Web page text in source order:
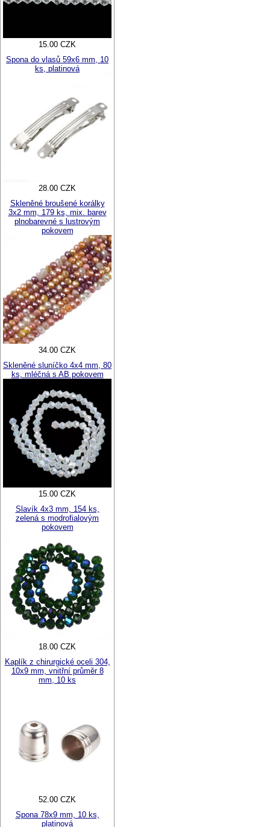
15.00 CZK
Spona do vlasů 59x6 mm, 10
ks, platinová
28.00 CZK
Skleněné broušené korálky
3x2 mm, 179 ks, mix. barev
plnobarevné s lustrovým
pokovem
34.00 CZK
Skleněné sluníčko 4x4 mm, 80
ks, mléčná s AB pokovem
15.00 CZK
Slavík 4x3 mm, 154 ks,
zelená s modrofialovým
pokovem
18.00 CZK
Kaplík z chirurgické oceli 304,
10x9 mm, vnitřní průměr 8
mm, 10 ks
52.00 CZK
Spona 78x9 mm, 10 ks,
platinová